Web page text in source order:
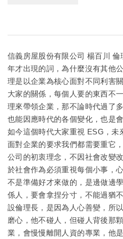
信義房屋股份有限公司 楊百川
年才出現的詞，為什麼沒有其他
理是以企業為核心面對不同利害
大家的關係，每個人要的東西不
理來帶領企業，那不論時代過了
也能因應時代的各個變化，也是
如今這個時代大家重視 ESG，未
面對企業的要求我們都需要重它
公司的初衷理念，不因社會改變
於社會作為必須重視每個小事，
不是準備好才來做的，是邊做邊
係人，要會拿捏分寸，不能過猶
設倫理長，是因為人心善變，所
磨心，他不碰人，但碰人背後那
業，會慢慢離開人資的專業，他